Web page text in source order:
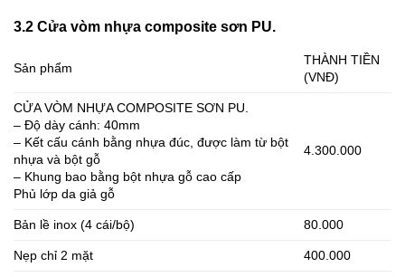
3.2 Cửa vòm nhựa composite sơn PU.
Sản phẩm
THÀNH TIỀN
(VNĐ)
CỬA VÒM NHỰA COMPOSITE SƠN PU.
– Độ dày cánh: 40mm
– Kết cấu cánh bằng nhựa đúc, được làm từ bột
nhựa và bột gỗ
– Khung bao bằng bột nhựa gỗ cao cấp
Phủ lớp da giả gỗ
4.300.000
Bản lề inox (4 cái/bộ) 80.000
Nẹp chỉ 2 mặt 400.000